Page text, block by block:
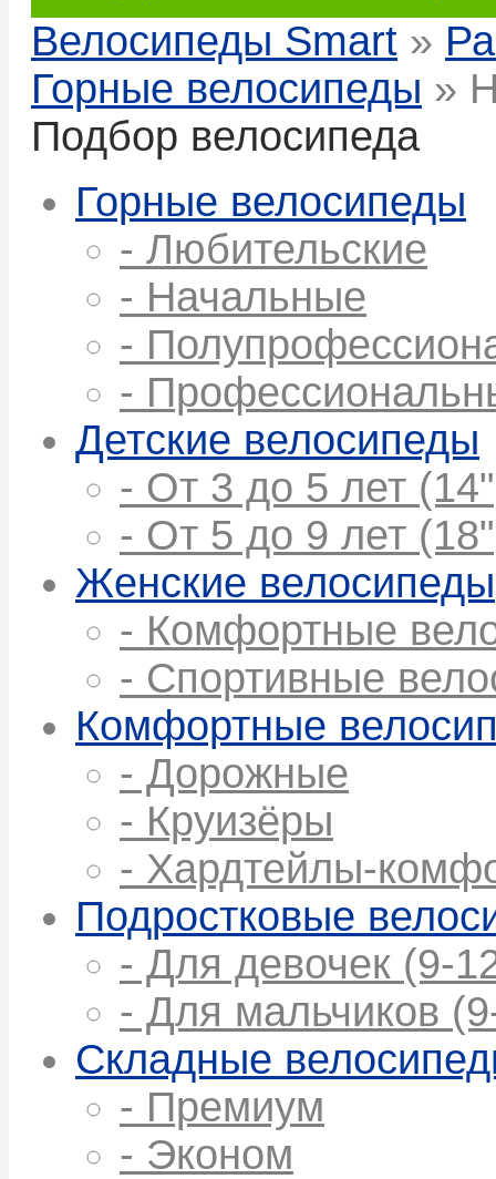
Велосипеды Smart »
Горные велосипеды »
Подбор велосипеда
Горные велосипеды
- Любительские
- Начальные
-
-
Детские велосипеды
- От 3 до 5 лет
- От 5 до 9 лет
Женские велосипеды
- Комфортные
- Спортивные
Комфортные
- Дорожные
- Круизёры
- Хардтейлы-
Подростковые
- Для девочек (9-
- Для мальчиков
Складные
- Премиум
- Эконом